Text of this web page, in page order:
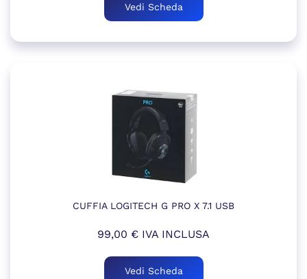
Vedi Scheda
CUFFIA LOGITECH G PRO X 7.1 USB
99,00 € IVA INCLUSA
Vedi Scheda